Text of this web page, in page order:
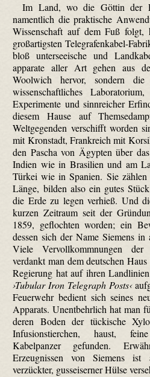
Im Land, wo die Göttin der
namentlich die praktische
Wissenschaft auf dem Fuß folgt,
großartigsten Telegrafen­kabel-
bloß unterseeische und
apparate aller Art gehen aus
Woolwich hervor, sondern
wissenschaftliches
Experimente und sinnreicher
diesem Hause auf
Weltgegenden verschifft worden
mit Kronstadt, Frankreich mit
den Pascha von Ägypten über
Indien wie in Brasilien und am
Türkei wie in Spanien. Sie zählen
Länge, bilden also ein gutes
die Erde zu legen verhieß. Und
kurzen Zeitraum seit der
1859, geflochten worden; ein
dessen sich der Name Siemens
Viele Vervollkommnungen der
verdankt man dem deutschen
Regierung hat auf ihren
›Tubular Iron Telegraph Posts‹
Feuerwehr bedient sich seines
Apparats. Unentbehrlich hat man
deren Boden der tückische
Infusions­tierchen, haust,
Kabelpanzer gefunden.
Erzeugnissen von Siemens
verzückter, gusseiserner Hülse